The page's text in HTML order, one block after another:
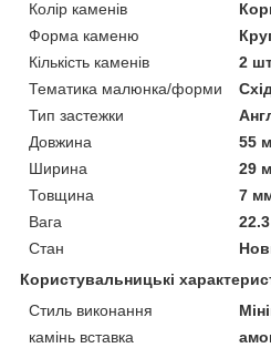
Колір каменів
Форма каменю
Кількість каменів
2
Тематика малюнка/форми
Тип застежки
Довжина
55
Ширина
29
Товщина
7
Вага
Стан
Користувальницькі
Стиль виконання
камінь вставка